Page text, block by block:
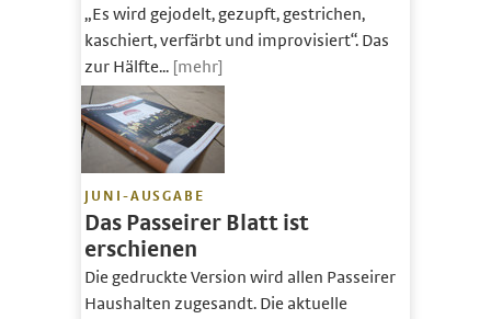
„Es wird gejodelt, gezupft, gestrichen,
kaschiert, verfärbt und improvisiert“. Das
zur Hälfte... [mehr]
JUNI-AUSGABE
Das Passeirer Blatt ist
erschienen
Die gedruckte Version wird allen Passeirer
Haushalten zugesandt. Die aktuelle